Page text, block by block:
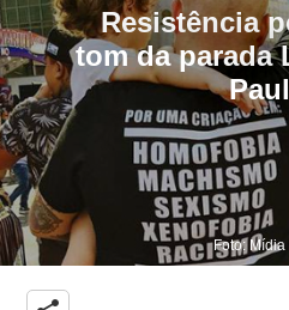
Resistência
tom da parada
Foto: Mídia